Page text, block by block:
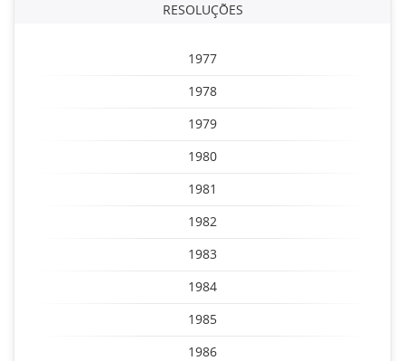
RESOLUÇÕES
1977
1978
1979
1980
1981
1982
1983
1984
1985
1986